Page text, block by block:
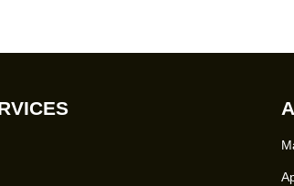
meublé) : 2400 € Honoraires